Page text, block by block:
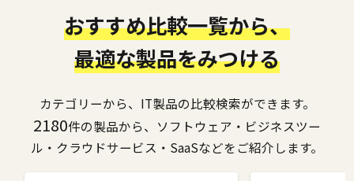
おすすめ比較一覧から、
最適な製品をみつける
カテゴリーから、IT製品の比較検索ができます。
2180件の製品から、ソフトウェア・ビジネスツー
ル・クラウドサービス・SaaSなどをご紹介します。